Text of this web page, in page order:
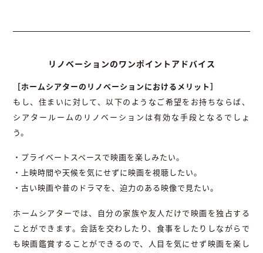
リノベーションのワンポイントアドバイス
［ホームシアターのリノベーションにおけるメリット］
もし、住まいに対して、以下のようなご希望をお持ちならば、
シアタールームのリノベーションは有効な手段となるでしょ
う。
・プライベートスペースで映画を楽しみたい。
・上映時間や天候を気にせずに映画を視聴したい。
・古い映画や昔のドラマを、迫力のある映像で見たい。
ホームシアターでは、自分の家族や友人だけで映画を独占する
ことができます。会話を交わしたり、食事をしたりしながらで
も映画鑑賞することができるので、人目を気にせず映画を楽し